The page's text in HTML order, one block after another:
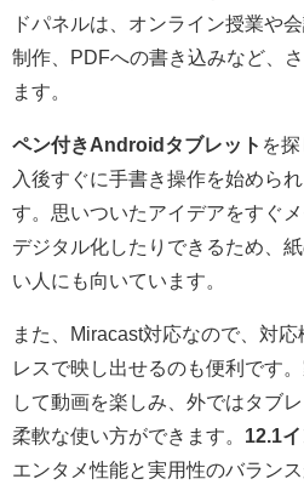
ドパネルは、オンライン授業や
制作、PDFへの書き込みなど、
ます。
ペン付きAndroidタブレット を
入後すぐに手書き操作を始めら
す。思いついたアイデアをすぐ
デジタル化したりできるため、
い人にも向いています。
また、Miracast対応なので、対
レスで映し出せるのも便利です
して動画を楽しみ、外ではタブ
柔軟な使い方ができます。 12.1
エンタメ性能と実用性のバラン